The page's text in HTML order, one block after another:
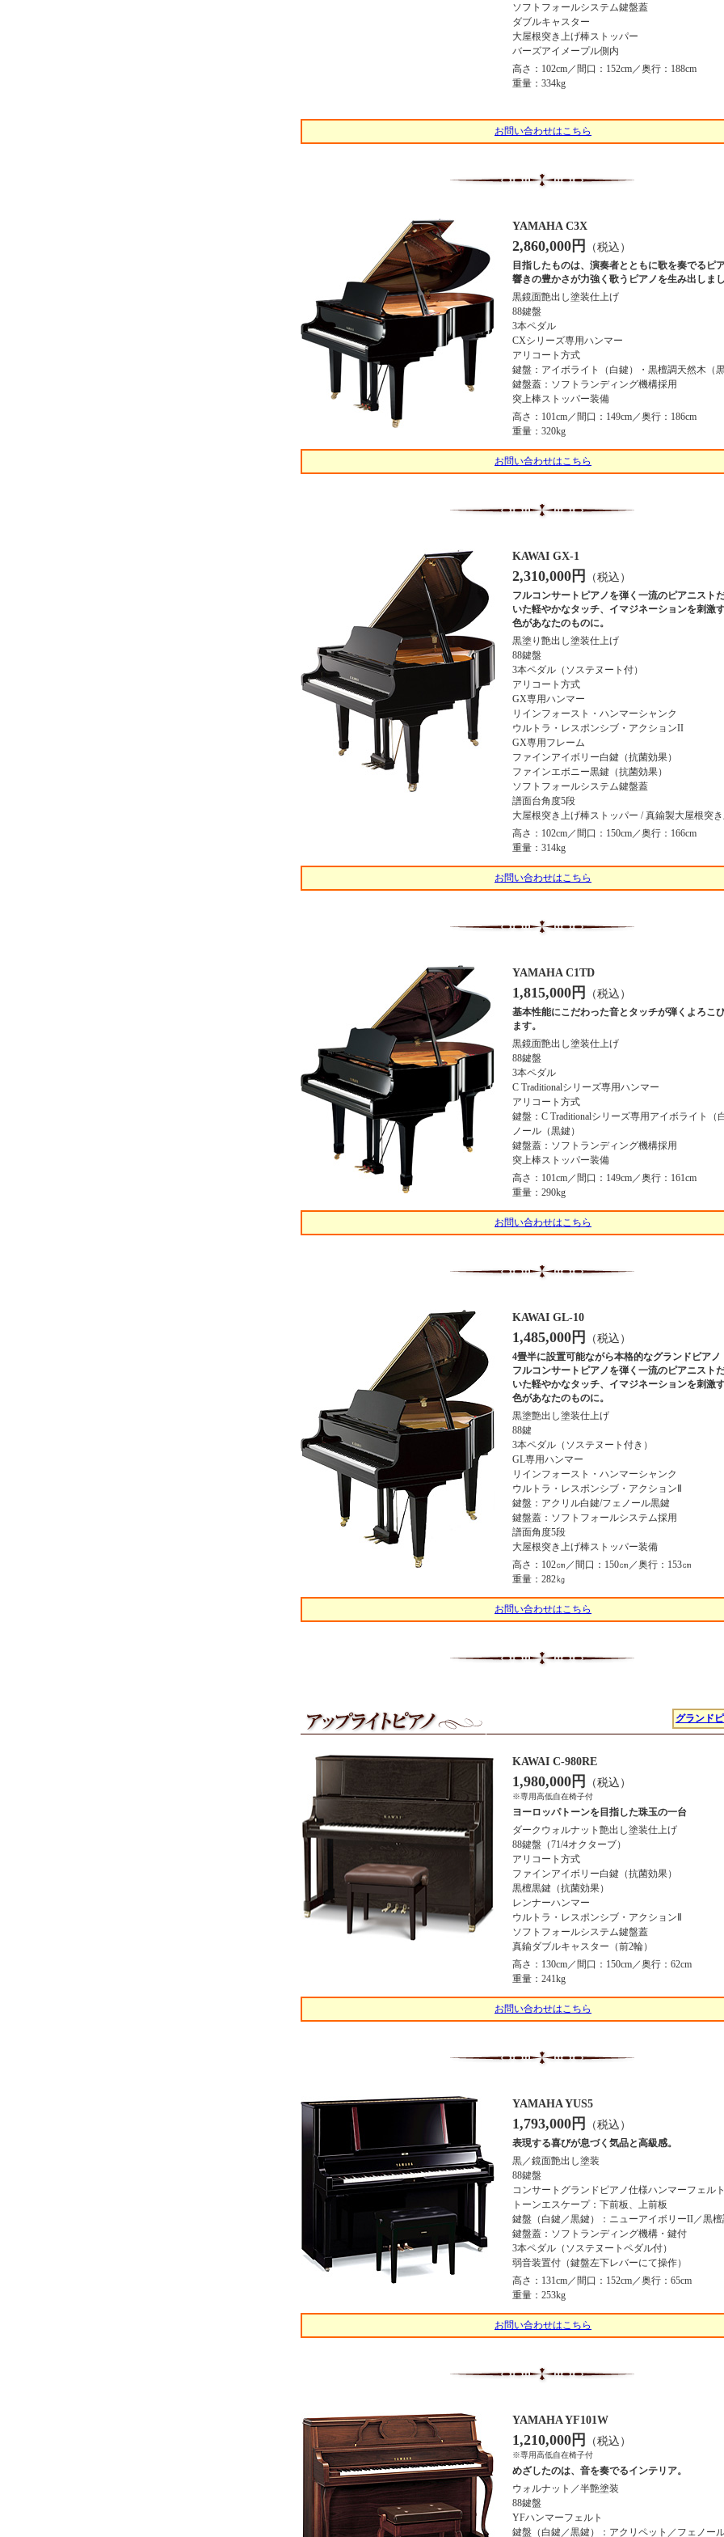
ソフトフォールシステム鍵盤蓋
ダブルキャスター
大屋根突き上げ棒ストッパー
バーズアイメープル側内
高さ：102cm／間口：152cm／奥行：188cm
重量：334kg
お問い合わせはこちら
YAMAHA C3X
2,860,000円 （税込）
目指したものは、演奏者とともに歌を奏でるピア
響きの豊かさが力強く歌うピアノを生み出しまし
黒鏡面艶出し塗装仕上げ
88鍵盤
3本ペダル
CXシリーズ専用ハンマー
アリコート方式
鍵盤：アイボライト（白鍵）・黒檀調天然木（黒
鍵盤蓋：ソフトランディング機構採用
突上棒ストッパー装備
高さ：101cm／間口：149cm／奥行：186cm
重量：320kg
お問い合わせはこちら
KAWAI GX-1
2,310,000円 （税込）
フルコンサートピアノを弾く一流のピアニスト
いた軽やかなタッチ、イマジネーションを刺激
色があなたのものに。
黒塗り艶出し塗装仕上げ
88鍵盤
3本ペダル（ソステヌート付）
アリコート方式
GX専用ハンマー
リインフォースト・ハンマーシャンク
ウルトラ・レスポンシブ・アクションII
GX専用フレーム
ファインアイボリー白鍵（抗菌効果）
ファインエボニー黒鍵（抗菌効果）
ソフトフォールシステム鍵盤蓋
譜面台角度5段
大屋根突き上げ棒ストッパー / 真鍮製大屋根突
高さ：102cm／間口：150cm／奥行：166cm
重量：314kg
お問い合わせはこちら
YAMAHA C1TD
1,815,000円 （税込）
基本性能にこだわった音とタッチが弾くよろこ
ます。
黒鏡面艶出し塗装仕上げ
88鍵盤
3本ペダル
C Traditionalシリーズ専用ハンマー
アリコート方式
鍵盤：C Traditionalシリーズ専用アイボライト（
ノール（黒鍵）
鍵盤蓋：ソフトランディング機構採用
突上棒ストッパー装備
高さ：101cm／間口：149cm／奥行：161cm
重量：290kg
お問い合わせはこちら
KAWAI GL-10
1,485,000円 （税込）
4畳半に設置可能ながら本格的なグランドピアノ
フルコンサートピアノを弾く一流のピアニスト
いた軽やかなタッチ、イマジネーションを刺激
色があなたのものに。
黒塗艶出し塗装仕上げ
88鍵
3本ペダル（ソステヌート付き）
GL専用ハンマー
リインフォースト・ハンマーシャンク
ウルトラ・レスポンシブ・アクションⅡ
鍵盤：アクリル白鍵/フェノール黒鍵
鍵盤蓋：ソフトフォールシステム採用
譜面角度5段
大屋根突き上げ棒ストッパー装備
高さ：102㎝／間口：150㎝／奥行：153㎝
重量：282㎏
お問い合わせはこちら
グランド
KAWAI C-980RE
1,980,000円 （税込）
※専用高低自在椅子付
ヨーロッパトーンを目指した珠玉の一台
ダークウォルナット艶出し塗装仕上げ
88鍵盤（71/4オクターブ）
アリコート方式
ファインアイボリー白鍵（抗菌効果）
黒檀黒鍵（抗菌効果）
レンナーハンマー
ウルトラ・レスポンシブ・アクションⅡ
ソフトフォールシステム鍵盤蓋
真鍮ダブルキャスター（前2輪）
高さ：130cm／間口：150cm／奥行：62cm
重量：241kg
お問い合わせはこちら
YAMAHA YUS5
1,793,000円 （税込）
表現する喜びが息づく気品と高級感。
黒／鏡面艶出し塗装
88鍵盤
コンサートグランドピアノ仕様ハンマーフェルト
トーンエスケープ：下前板、上前板
鍵盤（白鍵／黒鍵）：ニューアイボリーII／黒
鍵盤蓋：ソフトランディング機構・鍵付
3本ペダル（ソステヌートペダル付）
弱音装置付（鍵盤左下レバーにて操作）
高さ：131cm／間口：152cm／奥行：65cm
重量：253kg
お問い合わせはこちら
YAMAHA YF101W
1,210,000円 （税込）
※専用高低自在椅子付
めざしたのは、音を奏でるインテリア。
ウォルナット／半艶塗装
88鍵盤
YFハンマーフェルト
鍵盤（白鍵／黒鍵）：アクリペット／フェノー